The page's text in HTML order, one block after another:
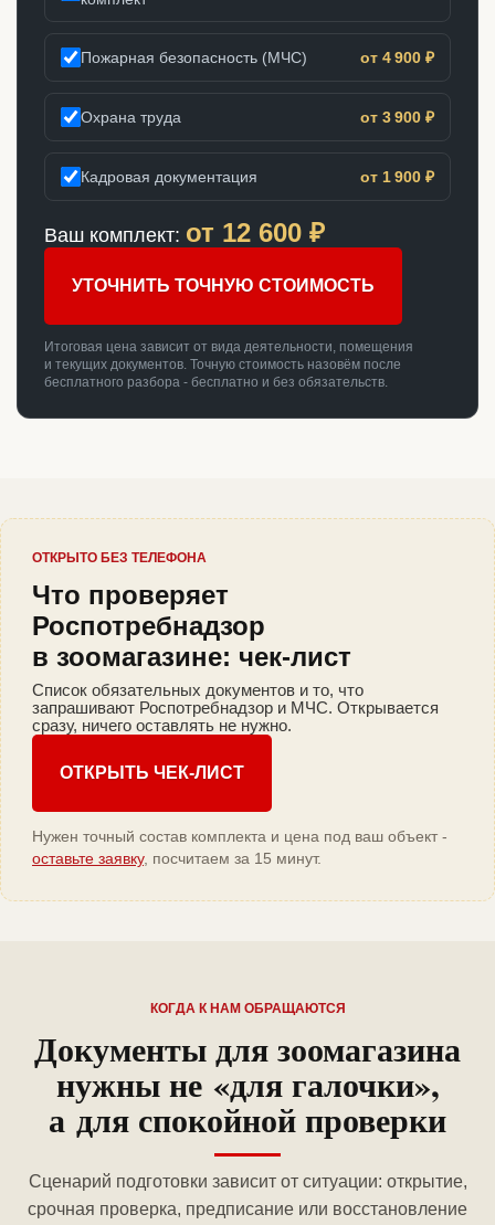
Пожарная безопасность (МЧС) от 4 900 ₽
Охрана труда от 3 900 ₽
Кадровая документация от 1 900 ₽
Ваш комплект: от 12 600 ₽
УТОЧНИТЬ ТОЧНУЮ СТОИМОСТЬ
Итоговая цена зависит от вида деятельности, помещения
и текущих документов. Точную стоимость назовём после
бесплатного разбора - бесплатно и без обязательств.
ОТКРЫТО БЕЗ ТЕЛЕФОНА
Что проверяет
Роспотребнадзор
в зоомагазине: чек-лист
Список обязательных документов и то, что
запрашивают Роспотребнадзор и МЧС. Открывается
сразу, ничего оставлять не нужно.
ОТКРЫТЬ ЧЕК-ЛИСТ
Нужен точный состав комплекта и цена под ваш объект -
оставьте заявку, посчитаем за 15 минут.
КОГДА К НАМ ОБРАЩАЮТСЯ
Документы для зоомагазина
нужны не «для галочки»,
а для спокойной проверки
Сценарий подготовки зависит от ситуации: открытие,
срочная проверка, предписание или восстановление